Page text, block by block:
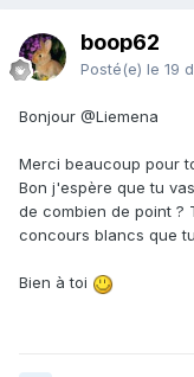
boop62
Posté(e) le 19
Bonjour @Liemena
Merci beaucoup pour
Bon j'espère que tu
de combien de point ?
concours blancs que
Bien à toi